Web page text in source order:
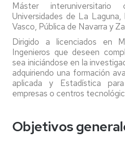
Máster interuniversitario
Universidades de La
Vasco, Pública de Navarra y
Dirigido a licenciados en
Ingenieros que deseen
sea iniciándose en la
adquiriendo una formación
aplicada y Estadística
empresas o centros
Objetivos